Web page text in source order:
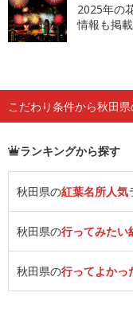
2025年の
情報も掲載
こだわり条件から秋田
ランキングから探す
秋田県の紅葉名所人気
秋田県の行ってみたい
秋田県の行ってよかっ